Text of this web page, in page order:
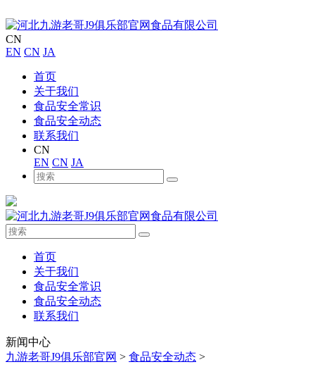
CN
EN CN JA
首页
关于我们
食品安全常识
食品安全动态
联系我们
CN
EN CN JA
首页
关于我们
食品安全常识
食品安全动态
联系我们
新闻中心
九游老哥J9俱乐部官网 > 食品安全动态 >